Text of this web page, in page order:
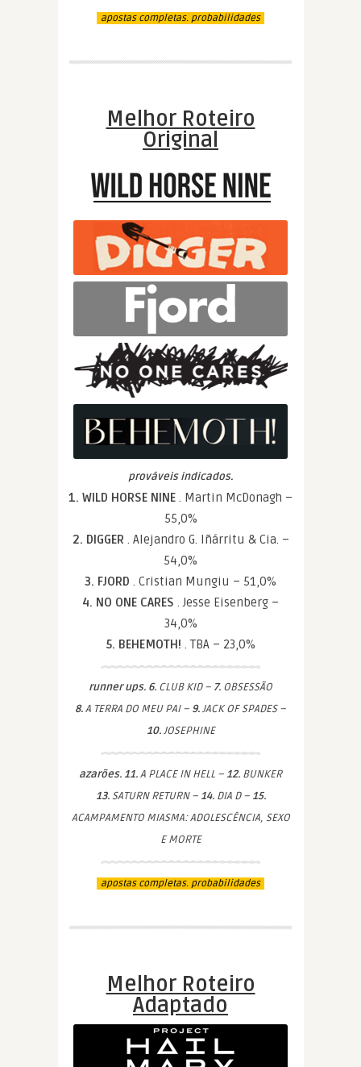
apostas completas. probabilidades
Melhor Roteiro
Original
prováveis indicados.
1. WILD HORSE NINE . Martin McDonagh –
55,0%
2. DIGGER . Alejandro G. Iñárritu & Cia. –
54,0%
3. FJORD . Cristian Mungiu – 51,0%
4. NO ONE CARES . Jesse Eisenberg –
34,0%
5. BEHEMOTH! . TBA – 23,0%
runner ups. 6. CLUB KID – 7. OBSESSÃO
8.A TERRA DO MEU PAI – 9.JACK OF SPADES –
10.JOSEPHINE
azarões. 11.A PLACE IN HELL – 12. BUNKER
13.SATURN RETURN – 14.DIA D – 15.
ACAMPAMENTO MIASMA: ADOLESCÊNCIA, SEXO
E MORTE
apostas completas. probabilidades
Melhor Roteiro
Adaptado